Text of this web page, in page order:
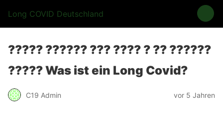
Long COVID Deutschland
????? ?????? ??? ???? ? ?? ??????
????? Was ist ein Long Covid?
C19 Admin vor 5 Jahren